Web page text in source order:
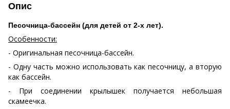
Опис
Песочница-бассейн (для детей от 2-х лет).
Особенности:
- Оригинальная песочница-бассейн.
- Одну часть можно использовать как песочницу, а вторую
как бассейн.
- При соединении крылышек получается небольшая
скамеечка.